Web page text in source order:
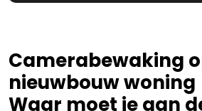
Camerabewaking
nieuwbouw woning
Waar moet je aan